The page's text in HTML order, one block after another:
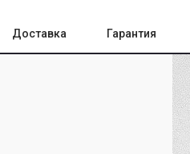
Доставка Гарантия